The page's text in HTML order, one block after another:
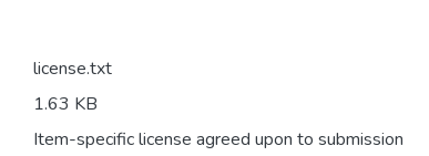
license.txt
1.63 KB
Item-specific license agreed upon to submission